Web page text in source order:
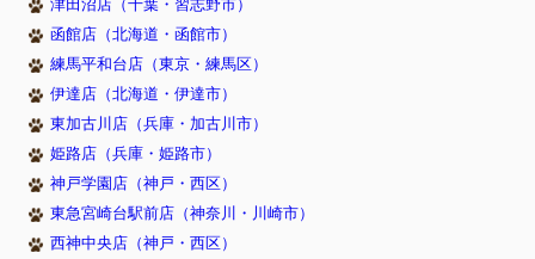
津田沼店（千葉・習志野市）
函館店（北海道・函館市）
練馬平和台店（東京・練馬区）
伊達店（北海道・伊達市）
東加古川店（兵庫・加古川市）
姫路店（兵庫・姫路市）
神戸学園店（神戸・西区）
東急宮崎台駅前店（神奈川・川崎市）
西神中央店（神戸・西区）